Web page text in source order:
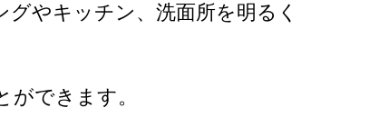
やキッチン、洗面所を明るく
できます。